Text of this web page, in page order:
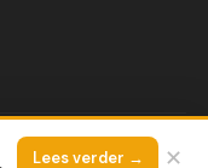
Alle rechten voorbehouden.
Lees verder → ✕